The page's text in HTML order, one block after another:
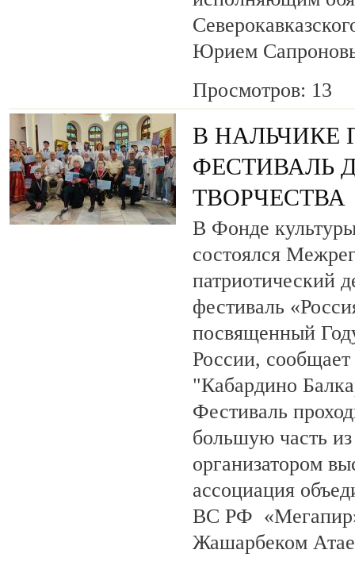
Юрием
Просмотров: 13
В НАЛЬЧИКЕ
ФЕСТИВАЛЬ
ТВОРЧЕСТВА
В Фонде
состоялся
патриотический
фестиваль
посвященный
России,
"Кабардино
Фестиваль
большую часть
организатором
ассоциация
ВС РФ «Мегапир»
Жашарбеком